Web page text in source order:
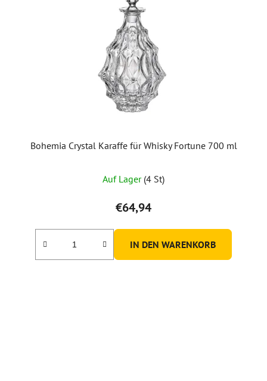
Bohemia Crystal Karaffe für Whisky Fortune 700 ml
Auf Lager (4 St)
€64,94
IN DEN WARENKORB